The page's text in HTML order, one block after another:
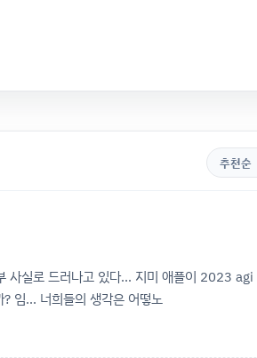
사실로 드러나고 있다... 지미 애플이 2023
임... 너희들의 생각은 어떻노